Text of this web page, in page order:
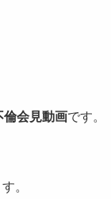
倫会見動画です。
。